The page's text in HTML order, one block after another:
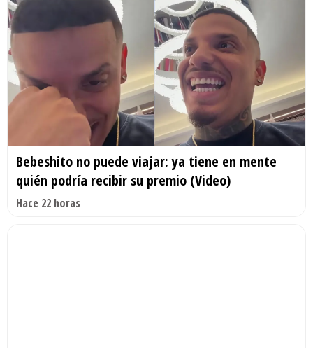
Bebeshito no puede viajar: ya tiene en mente
quién podría recibir su premio (Video)
Hace 22 horas